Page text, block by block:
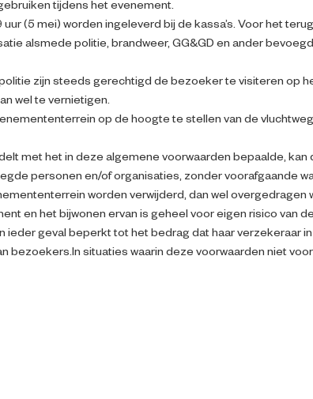
tijdens het evenement.
(5 mei) worden ingeleverd bij de kassa’s. Voor het
alsmede politie, brandweer, GG&GD en ander
zijn steeds gerechtigd de bezoeker te visiteren op
wel te vernietigen.
op de hoogte te stellen van de
met het in deze algemene voorwaarden bepaalde,
personen en/of organisaties, zonder voorafgaande
worden verwijderd, dan wel overgedragen
en het bijwonen ervan is geheel voor eigen risico van
ieder geval beperkt tot het bedrag dat haar verzekeraar
bezoekers.In situaties waarin deze voorwaarden niet